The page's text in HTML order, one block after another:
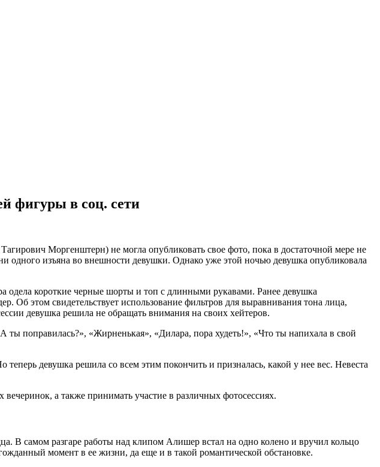
фигуры в соц. сети
Моргенштерн) не могла опубликовать свое фото, пока в достаточной мере не
одного изъяна во внешности девушки. Однако уже этой ночью девушка опубликовала
одела короткие черные шорты и топ с длинными рукавами. Ранее девушка
Об этом свидетельствует использование фильтров для выравнивания тона лица,
девушка решила не обращать внимания на своих хейтеров.
поправилась?», «Жирненькая», «Дилара, пора худеть!», «Что ты напихала в свой
девушка решила со всем этим покончить и призналась, какой у нее вес. Невеста
а также принимать участие в различных фотосессиях.
В самом разгаре работы над клипом Алишер встал на одно колено и вручил кольцо
момент в ее жизни, да еще и в такой романтической обстановке.